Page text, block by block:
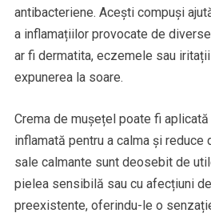
antibacteriene. Acești compuși
a inflamațiilor provocate de
ar fi dermatita, eczemele sau
expunerea la soare.
Crema de mușețel poate fi
inflamată pentru a calma și
sale calmante sunt deosebit de
pielea sensibilă sau cu afecțiuni
preexistente, oferindu-le o